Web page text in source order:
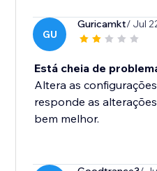
GU
Guricamkt/ Jul
Está cheia de
Altera as
responde as
bem melhor.